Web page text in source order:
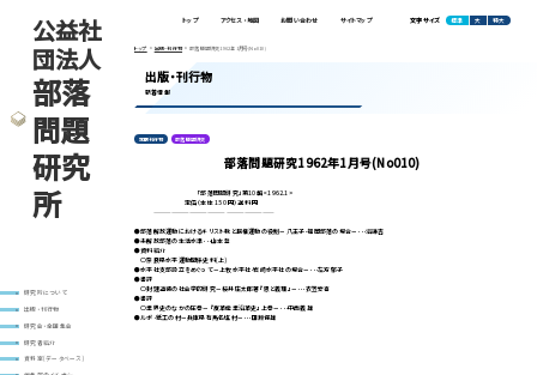
公益社
団法人
部落
問題
研究
所
研究所について
出版・刊行物
研究会・全国集会
研究者紹介
資料室(データベース)
トップ アクセス・地図 お問い合わせ サイトマップ 文字サイズ 標準 大 特大
トップ 出版・刊行物 部落問題研究1962年1月号(No010)
出版・刊行物
新着情報
定期刊行物 部落問題研究
部落問題研究1962年1月号(No010)
「部落問題研究」第10輯 <1962.1>
定価（本体 150 円）送料 円
————————————————————
●部落解放運動におけるキリスト教と民権運動の役割－八王子･福岡部落の場合－･･･沼謙吉
●未解放部落の生活水準･･･山本登
●資料紹介
○奈良県水平運動関係史料(上)
●水平社支部設立をめぐって－上牧水平社･岩崎水平社の場合－･･･左方郁子
●書評
○封建道徳の社会学的研究－桜井庄太郎著『恩と義理』－･･･衣笠安喜
●書評
○業界史のなかの圧巻－『皮革産業沿革史』上巻－･･･中西義雄
●ルポ･紙工の村－兵庫県有馬名塩村－･･･田淵保雄